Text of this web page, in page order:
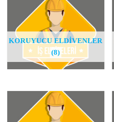
KORUYUCU ELDİVENLER
(8)